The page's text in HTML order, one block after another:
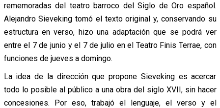
rememoradas del teatro barroco del Siglo de Oro español.
Alejandro Sieveking tomó el texto original y, conservando su
estructura en verso, hizo una adaptación que se podrá ver
entre el 7 de junio y el 7 de julio en el Teatro Finis Terrae, con
funciones de jueves a domingo.
La idea de la dirección que propone Sieveking es acercar
todo lo posible al público a una obra del siglo XVII, sin hacer
concesiones. Por eso, trabajó el lenguaje, el verso y el